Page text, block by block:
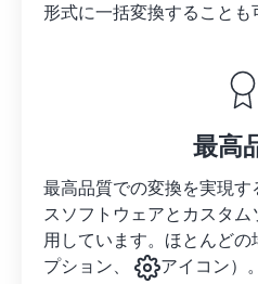
形式に一括変換することも
最高
最高品質での変換を実現
スソフトウェアとカスタ
用しています。ほとんど
プション、
アイコン）。